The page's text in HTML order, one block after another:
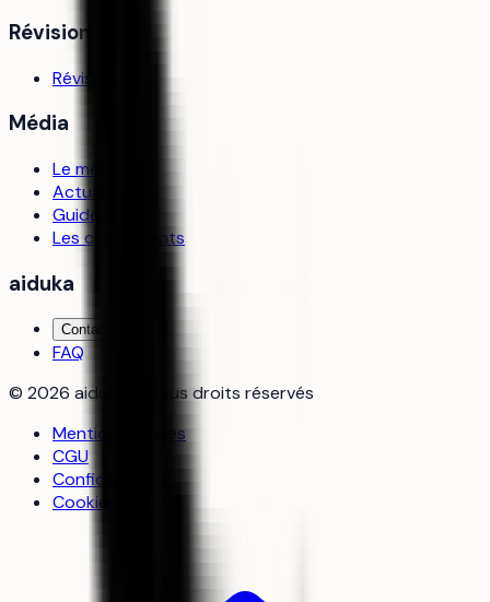
Révision
Révisions
Média
Le média
Actualités
Guides
Les classements
aiduka
Contact
FAQ
© 2026 aiduka — tous droits réservés
Mentions légales
CGU
Confidentialité
Cookies